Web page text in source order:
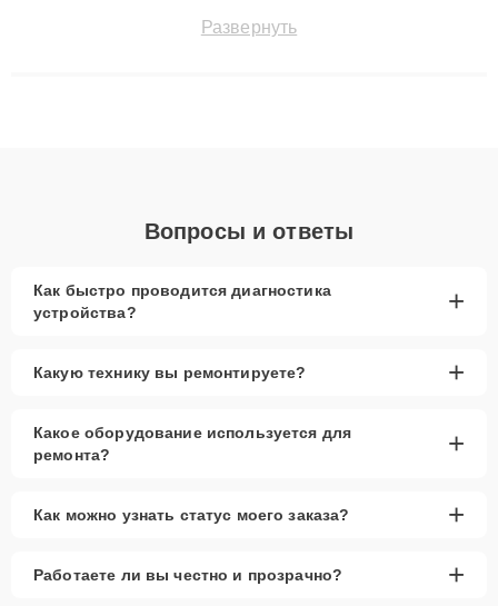
до 3 лет. Наши мастера решают сложные случаи: от замены
Развернуть
Вопросы и ответы
Как быстро проводится диагностика
устройства?
+
Какую технику вы ремонтируете? +
Какое оборудование используется для
ремонта?
+
Как можно узнать статус моего заказа? +
Работаете ли вы честно и прозрачно? +